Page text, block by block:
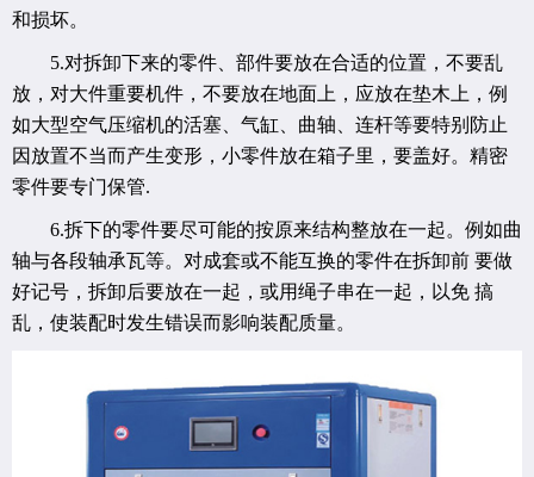
和损坏。
5.对拆卸下来的零件、部件要放在合适的位置，不要乱
放，对大件重要机件，不要放在地面上，应放在垫木上，例
如大型空气压缩机的活塞、气缸、曲轴、连杆等要特别防止
因放置不当而产生变形，小零件放在箱子里，要盖好。精密
零件要专门保管.
6.拆下的零件要尽可能的按原来结构整放在一起。例如曲
轴与各段轴承瓦等。对成套或不能互换的零件在拆卸前 要做
好记号，拆卸后要放在一起，或用绳子串在一起，以免 搞
乱，使装配时发生错误而影响装配质量。